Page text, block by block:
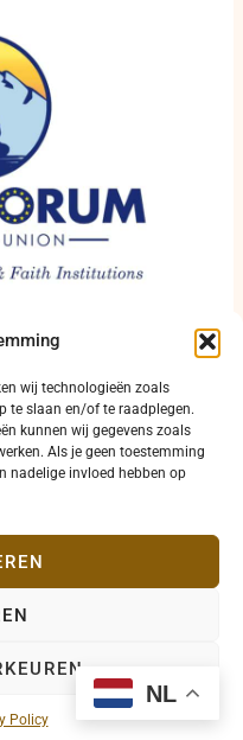
wij technologieën zoals
te slaan en/of te raadplegen.
kunnen wij gegevens zoals
Als je geen toestemming
nadelige invloed hebben op
Policy
dialoog een
|Privacy
NL